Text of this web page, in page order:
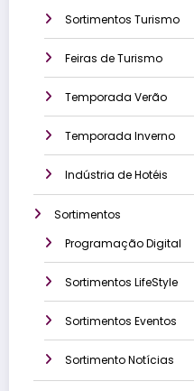
Sortimentos Turismo
Feiras de Turismo
Temporada Verão
Temporada Inverno
Indústria de Hotéis
Sortimentos
Programação Digital
Sortimentos LifeStyle
Sortimentos Eventos
Sortimento Notícias